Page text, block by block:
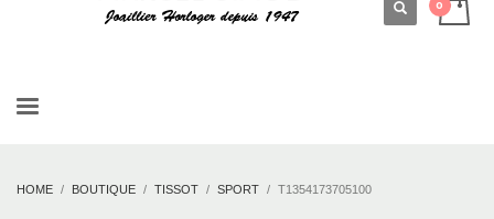
HOME BOUTIQUE TISSOT SPORT T1354173705100